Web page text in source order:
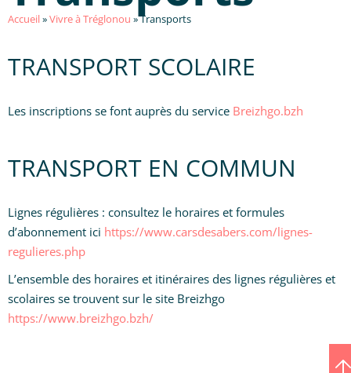
Accueil»Vivre à Tréglonou »Transports
TRANSPORT SCOLAIRE
Les inscriptions se font auprès du service Breizhgo.bzh
TRANSPORT EN COMMUN
Lignes régulières : consultez le horaires et formules
d’abonnement ici https://www.carsdesabers.com/lignes-
regulieres.php
L’ensemble des horaires et itinéraires des lignes régulières et
scolaires se trouvent sur le site Breizhgo
https://www.breizhgo.bzh/